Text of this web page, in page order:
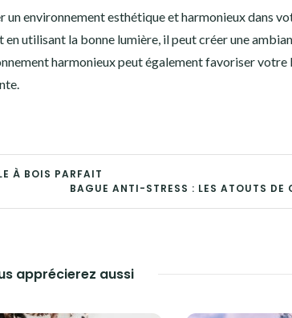
environnement esthétique et harmonieux dans
utilisant la bonne lumière, il peut créer une
harmonieux peut également favoriser
À BOIS PARFAIT
BAGUE ANTI-STRESS : LES ATOUTS
apprécierez aussi